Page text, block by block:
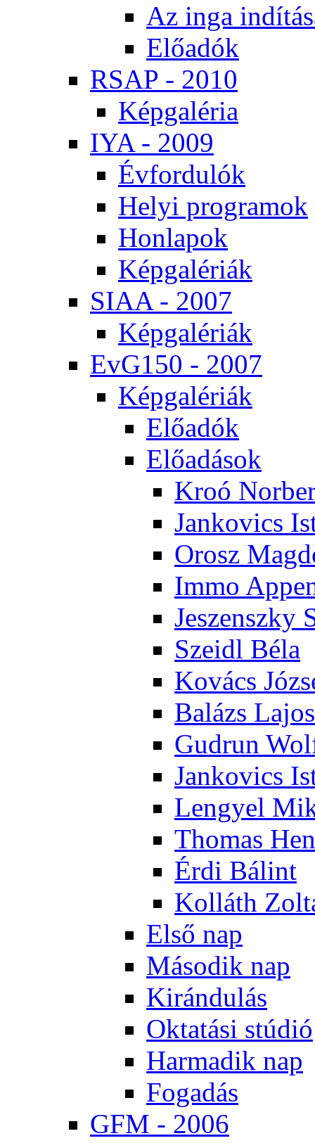
Az in­ga
Elő­adók
RSAP - 2010
Kép­ga­lé­ria
IYA - 2009
Év­for­du­lók
He­lyi prog­ra­mok
Hon­la­pok
Kép­ga­lé­ri­ák
SI­AA - 2007
Kép­ga­lé­ri­ák
EvG150 - 2007
Kép­ga­lé­ri­ák
Elő­adók
Elő­adá­sok
Kroó
Jan­ko­vics
Orosz
Im­mo
Je­szensz­ky
Szeidl Bé­la
Ko­vács
Ba­lázs La­jos
Gud­run
Jan­ko­vics
Len­gyel
Tho­mas
Ér­di Bá­lint
Kol­láth
El­ső nap
Má­so­dik nap
Ki­rán­du­lás
Ok­ta­tá­si stú­dió
Har­ma­dik nap
Fo­ga­dás
GFM - 2006